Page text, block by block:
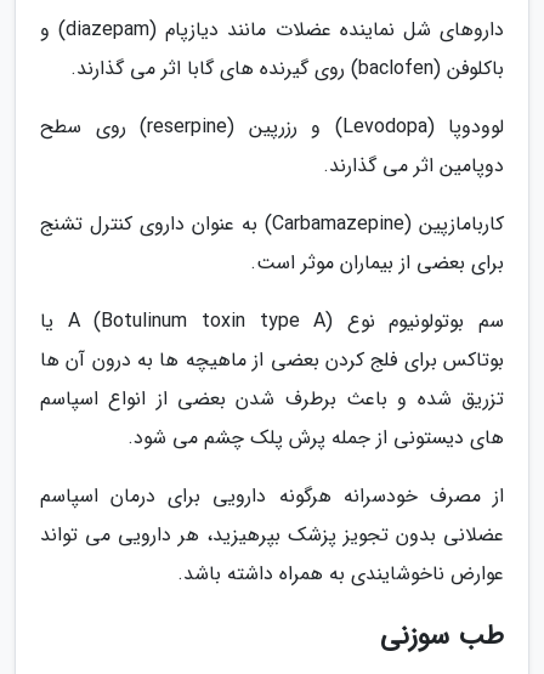
داروهای شل نماینده عضلات مانند دیازپام (diazepam) و
باکلوفن (baclofen) روی گیرنده های گابا اثر می گذارند.
لوودوپا (Levodopa) و رزرپین (reserpine) روی سطح
دوپامین اثر می گذارند.
کاربامازپین (Carbamazepine) به عنوان داروی کنترل تشنج
برای بعضی از بیماران موثر است.
سم بوتولونیوم نوع A (Botulinum toxin type A) یا
بوتاکس برای فلج کردن بعضی از ماهیچه ها به درون آن ها
تزریق شده و باعث برطرف شدن بعضی از انواع اسپاسم
های دیستونی از جمله پرش پلک چشم می شود.
از مصرف خودسرانه هرگونه دارویی برای درمان اسپاسم
عضلانی بدون تجویز پزشک بپرهیزید، هر دارویی می تواند
عوارض ناخوشایندی به همراه داشته باشد.
طب سوزنی